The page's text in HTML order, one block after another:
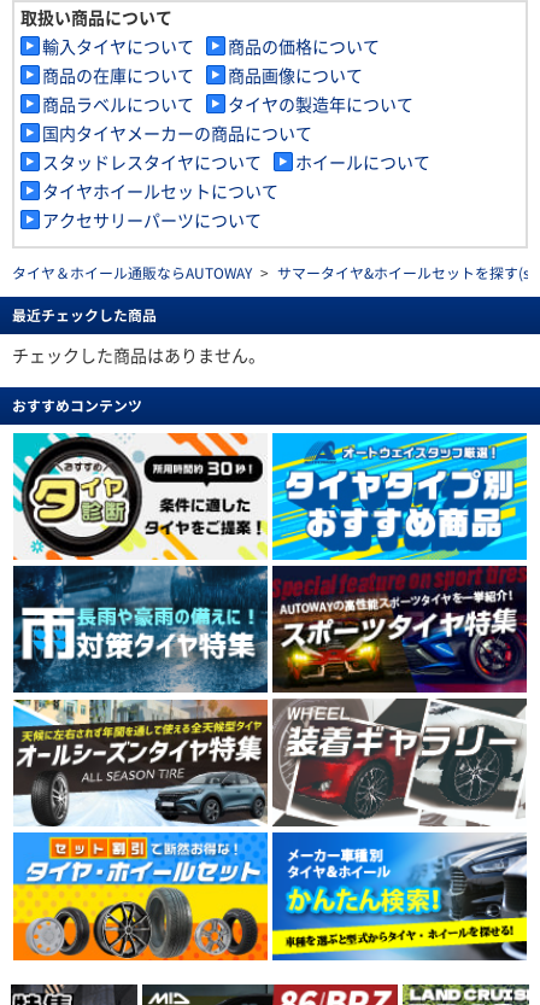
取扱い商品について
輸入タイヤについて
商品の価格について
商品の在庫について
商品画像について
商品ラベルについて
タイヤの製造年について
国内タイヤメーカーの商品について
スタッドレスタイヤについて
ホイールについて
タイヤホイールセットについて
アクセサリーパーツについて
タイヤ＆ホイール通販ならAUTOWAY > サマータイヤ&ホイールセットを探す
最近チェックした商品
チェックした商品はありません。
おすすめコンテンツ